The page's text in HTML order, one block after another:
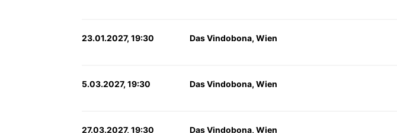
23.01.2027, 19:30 Das Vindobona, Wien
5.03.2027, 19:30 Das Vindobona, Wien
27.03.2027, 19:30 Das Vindobona, Wien